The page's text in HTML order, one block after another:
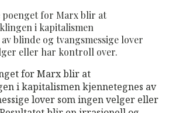
poenget for Marx blir at
i kapitalismen
blinde og tvangsmessige lover
eller har kontroll over.
for Marx blir at
i kapitalismen kjennetegnes av
lover som ingen velger eller